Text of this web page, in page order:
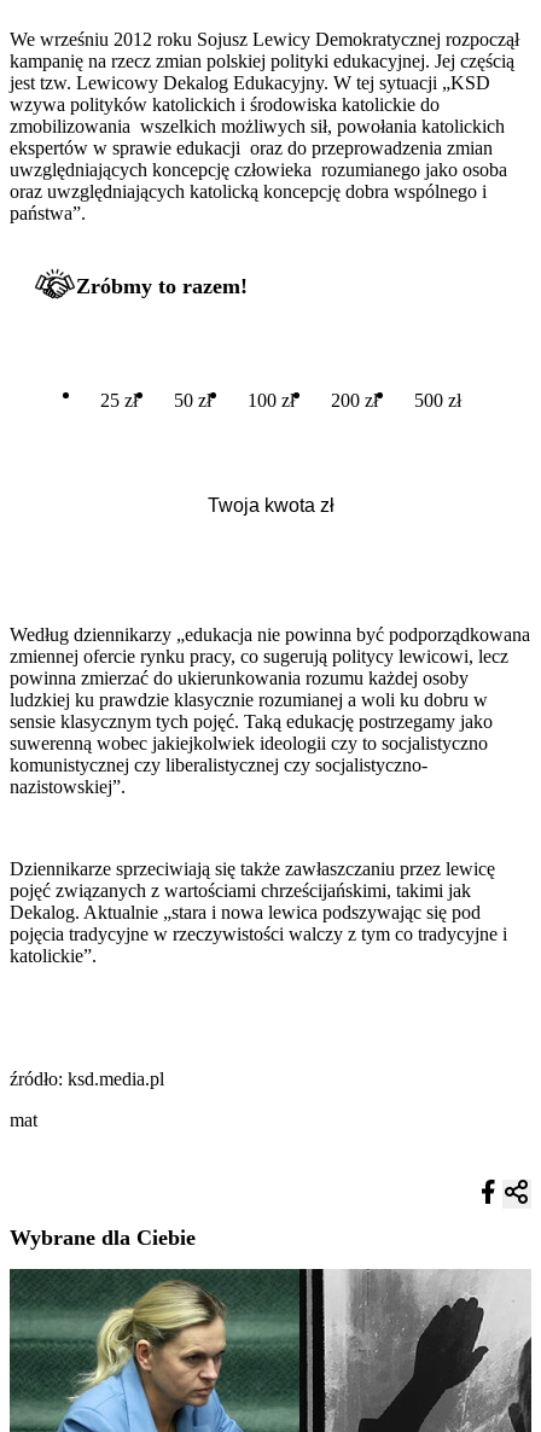
We wrześniu 2012 roku Sojusz Lewicy Demokratycznej rozpoczął
kampanię na rzecz zmian polskiej polityki edukacyjnej. Jej częścią
jest tzw. Lewicowy Dekalog Edukacyjny. W tej sytuacji „KSD
wzywa polityków katolickich i środowiska katolickie do
zmobilizowania wszelkich możliwych sił, powołania katolickich
ekspertów w sprawie edukacji oraz do przeprowadzenia zmian
uwzględniających koncepcję człowieka rozumianego jako osoba
oraz uwzględniających katolicką koncepcję dobra wspólnego i
państwa”.
Zróbmy to razem!
25 zł 50 zł 100 zł 200 zł 500 zł
Według dziennikarzy „edukacja nie powinna być podporządkowana
zmiennej ofercie rynku pracy, co sugerują politycy lewicowi, lecz
powinna zmierzać do ukierunkowania rozumu każdej osoby
ludzkiej ku prawdzie klasycznie rozumianej a woli ku dobru w
sensie klasycznym tych pojęć. Taką edukację postrzegamy jako
suwerenną wobec jakiejkolwiek ideologii czy to socjalistyczno
komunistycznej czy liberalistycznej czy socjalistyczno-
nazistowskiej”.
Dziennikarze sprzeciwiają się także zawłaszczaniu przez lewicę
pojęć związanych z wartościami chrześcijańskimi, takimi jak
Dekalog. Aktualnie „stara i nowa lewica podszywając się pod
pojęcia tradycyjne w rzeczywistości walczy z tym co tradycyjne i
katolickie”.
źródło: ksd.media.pl
mat
Wybrane dla Ciebie